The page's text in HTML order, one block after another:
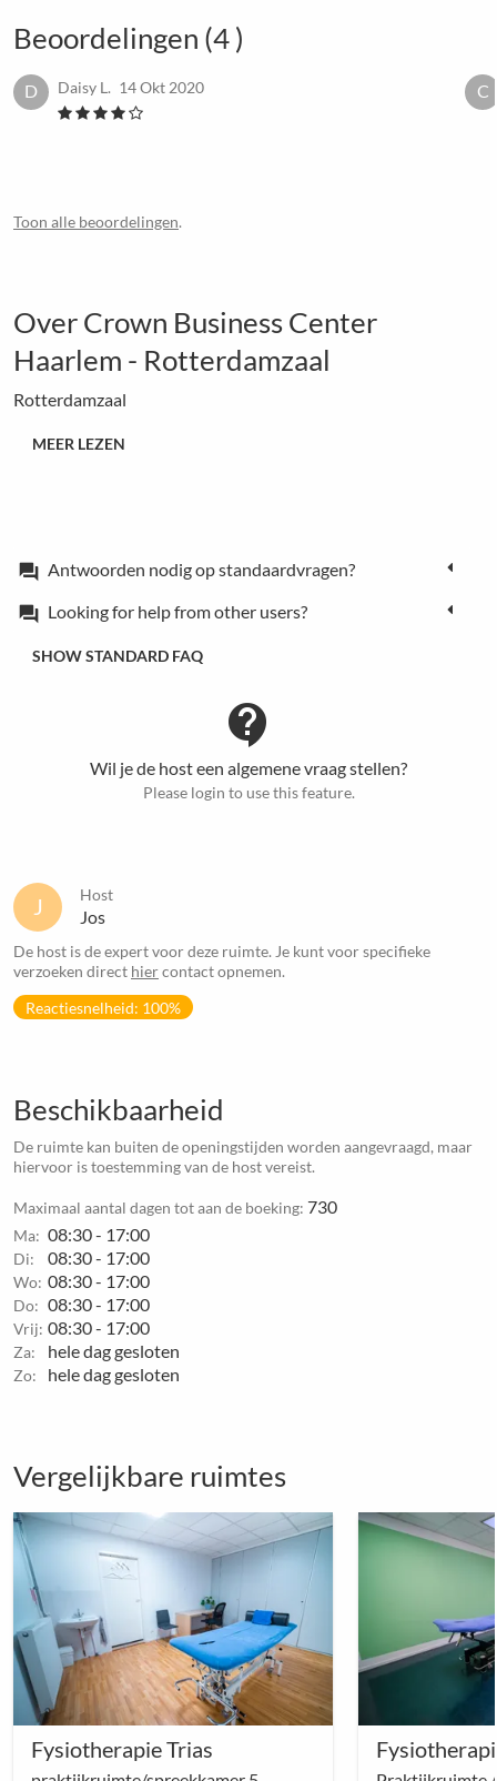
Beoordelingen (4 )
D Daisy L. 14 Okt 2020 C
Toon alle beoordelingen.
Over Crown Business Center
Haarlem - Rotterdamzaal
Rotterdamzaal
MEER LEZEN
forum Antwoorden nodig op standaardvragen?
forum Looking for help from other users?
SHOW STANDARD FAQ
contact_support
Wil je de host een algemene vraag stellen?
Please login to use this feature.
J Host
Jos
De host is de expert voor deze ruimte. Je kunt voor specifieke
verzoeken direct hiercontact opnemen.
Reactiesnelheid: 100%
Beschikbaarheid
De ruimte kan buiten de openingstijden worden aangevraagd, maar
hiervoor is toestemming van de host vereist.
Maximaal aantal dagen tot aan de boeking: 730
Ma: 08:30 - 17:00
Di: 08:30 - 17:00
Wo: 08:30 - 17:00
Do: 08:30 - 17:00
Vrij: 08:30 - 17:00
Za: hele dag gesloten
Zo: hele dag gesloten
Vergelijkbare ruimtes
Fysiotherapie Trias